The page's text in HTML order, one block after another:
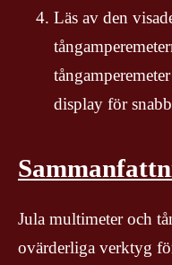
Läs av den
display för
Jula multimeter och
ovärderliga verktyg